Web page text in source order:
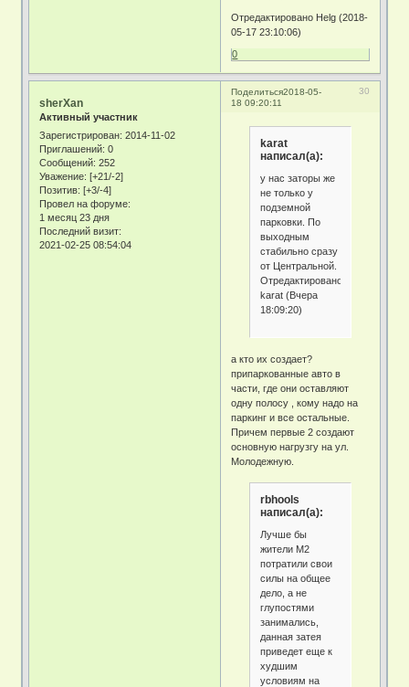
Отредактировано Helg (2018-
05-17 23:10:06)
0
Поделиться 30
2018-05-
18 09:20:11
sherXan
Активный участник
Зарегистрирован: 2014-11-02
Приглашений: 0
Сообщений: 252
Уважение: [+21/-2]
Позитив: [+3/-4]
Провел на форуме:
1 месяц 23 дня
Последний визит:
2021-02-25 08:54:04
karat
написал(а):
у нас заторы же
не только у
подземной
парковки. По
выходным
стабильно сразу
от Центральной.
Отредактировано
karat (Вчера
18:09:20)
а кто их создает?
припаркованные авто в
части, где они оставляют
одну полосу , кому надо на
паркинг и все остальные.
Причем первые 2 создают
основную нагрузгу на ул.
Молодежную.
rbhools
написал(а):
Лучше бы
жители М2
потратили свои
силы на общее
дело, а не
глупостями
занимались,
данная затея
приведет еще к
худшим
условиям на